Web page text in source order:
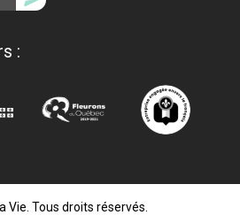
:
Vie. Tous droits réservés.